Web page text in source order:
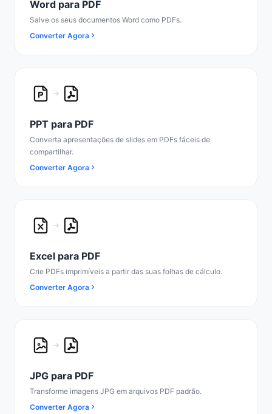
Word para PDF
Salve os seus documentos Word como PDFs.
Converter Agora
PPT para PDF
Converta apresentações de slides em PDFs fáceis de
compartilhar.
Converter Agora
Excel para PDF
Crie PDFs imprimíveis a partir das suas folhas de cálculo.
Converter Agora
JPG para PDF
Transforme imagens JPG em arquivos PDF padrão.
Converter Agora